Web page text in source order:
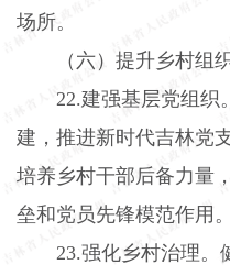
场所。
（六）提升乡村组
22.建强基层党组织
建，推进新时代吉林党
培养乡村干部后备力量
垒和党员先锋模范作用。
23.强化乡村治理。